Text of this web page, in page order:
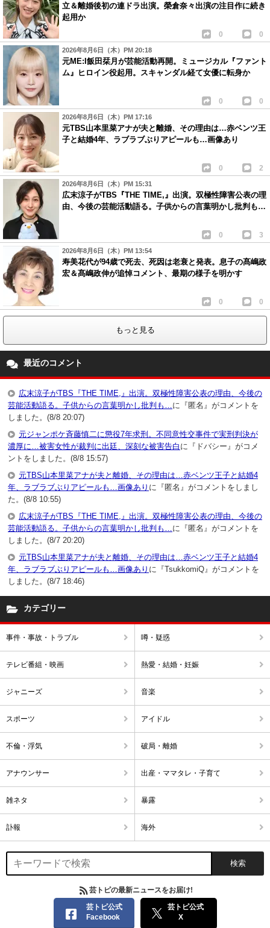
立＆離婚後初の連ドラ出演。榮倉奈々出演の注目作に続き
起用か
0 0
2026年8月6日（木）PM 20:18
元ME:I飯田栞月が芸能活動再開。ミュージカル『ファント
ム』ヒロイン役起用。スキャンダル経て女優に転身か
0 0
2026年8月6日（木）PM 17:16
元TBS山本里菜アナが夫と離婚、その理由は…赤ベンツ王
子と結婚4年、ラブラブぶりアピールも…画像あり
0 2
2026年8月6日（木）PM 15:31
広末涼子がTBS『THE TIME,』出演。双極性障害公表の理
由、今後の芸能活動語る。子供からの言葉明かし批判も…
0 3
2026年8月6日（木）PM 13:54
寿美花代が94歳で死去、死因は老衰と発表。息子の髙嶋政
宏＆髙嶋政伸が追悼コメント、最期の様子を明かす
0 0
もっと見る
最近のコメント
広末涼子がTBS『THE TIME,』出演。双極性障害公表の理由、今後の
芸能活動語る。子供からの言葉明かし批判も… に『匿名』がコメントを
しました。(8/8 20:07)
元ジャンポケ斉藤慎二に懲役7年求刑。不同意性交事件で実刑判決が
濃厚に…被害女性が裁判に出廷、深刻な被害告白 に『ドバシー』がコメ
ントをしました。(8/8 15:57)
元TBS山本里菜アナが夫と離婚、その理由は…赤ベンツ王子と結婚4
年、ラブラブぶりアピールも…画像あり に『匿名』がコメントをしまし
た。(8/8 10:55)
広末涼子がTBS『THE TIME,』出演。双極性障害公表の理由、今後の
芸能活動語る。子供からの言葉明かし批判も… に『匿名』がコメントを
しました。(8/7 20:20)
元TBS山本里菜アナが夫と離婚、その理由は…赤ベンツ王子と結婚4
年、ラブラブぶりアピールも…画像あり に『TsukkomiQ』がコメントを
しました。(8/7 18:46)
カテゴリー
事件・事故・トラブル 噂・疑惑
テレビ番組・映画 熱愛・結婚・妊娠
ジャニーズ 音楽
スポーツ アイドル
不倫・浮気 破局・離婚
アナウンサー 出産・ママタレ・子育て
雑ネタ 暴露
訃報 海外
芸トピの最新ニュースをお届け!
芸トピ公式
Facebook
芸トピ公式
X